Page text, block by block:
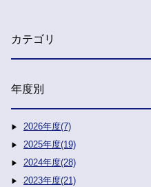
カテゴリ
年度別
2026年度(7)
2025年度(19)
2024年度(28)
2023年度(21)